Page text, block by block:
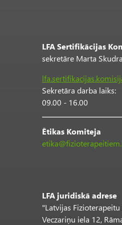
LFA Sertifikācijas
sekretāre Marta Skudra
Sekretāra darba laiks:
09.00 - 16.00
Ētikas Komiteja
LFA juridiskā adrese
"Latvijas Fizioterapeitu
Veczariņu iela 12,